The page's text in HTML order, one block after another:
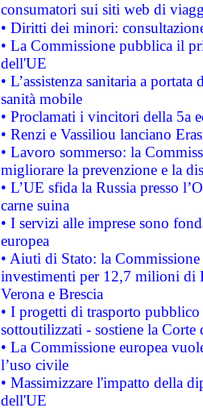
consumatori sui siti web di
• Diritti dei minori:
• La Commissione pubblica il
dell'UE
• L’assistenza sanitaria a
sanità mobile
• Proclamati i vincitori della 5a
• Renzi e Vassiliou lanciano
• Lavoro sommerso: la
migliorare la prevenzione e la
• L’UE sfida la Russia presso
carne suina
• I servizi alle imprese sono
europea
• Aiuti di Stato: la
investimenti per 12,7 milioni di
Verona e Brescia
• I progetti di trasporto
sottoutilizzati - sostiene la Corte
• La Commissione europea
l’uso civile
• Massimizzare l'impatto della
dell'UE